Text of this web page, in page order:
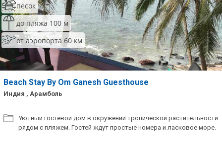
песок
до пляжа 100 м
от аэропорта 60 км
Beach Stay By Om Ganesh Guesthouse
Индия , Арамболь
Уютный гостевой дом в окружении тропической растительности
рядом с пляжем. Гостей ждут простые номера и ласковое море.